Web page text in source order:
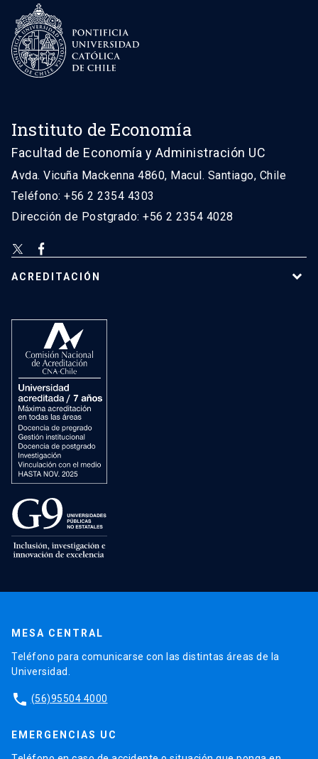
Instituto de Economía
Facultad de Economía y Administración UC
Avda. Vicuña Mackenna 4860, Macul. Santiago, Chile
Teléfono: +56 2 2354 4303
Dirección de Postgrado: +56 2 2354 4028
ACREDITACIÓN
MESA CENTRAL
Teléfono para comunicarse con las distintas áreas de la
Universidad.
phone (56)95504 4000
EMERGENCIAS UC